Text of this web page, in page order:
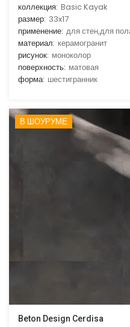
коллекция: Basic Kayak
размер: 33x17
применение: для стен,для
материал: керамогранит
рисунок: моноколор
поверхность: матовая
форма: шестигранник
В ШОУРУМЕ
Beton Design Cerdisa